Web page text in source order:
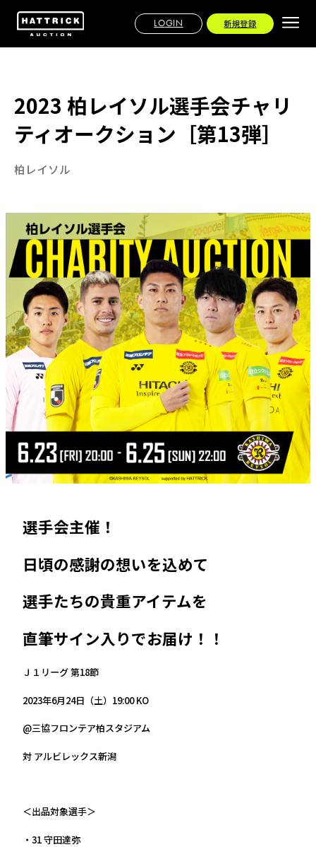
LOGIN 新規登録
2023 柏レイソル選手会チャリ
ティオークション［第13弾］
柏レイソル
選手会主催！
日頃の感謝の想いを込めて
選手たちの貴重アイテムを
直筆サイン入りでお届け！！
Ｊ１リーグ 第18節
2023年6月24日（土）19:00 KO
@三協フロンテア柏スタジアム
対 アルビレックス新潟
＜出品対象選手＞
・31 守田達弥